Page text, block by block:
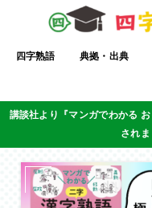
四字熟語 典拠・出典
講談社より『マンガでわかる
され